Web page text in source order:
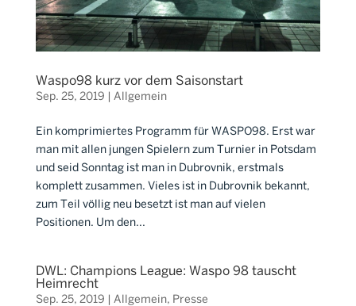
Waspo98 kurz vor dem Saisonstart
Sep. 25, 2019 Allgemein
Ein komprimiertes Programm für WASPO98. Erst war
man mit allen jungen Spielern zum Turnier in Potsdam
und seid Sonntag ist man in Dubrovnik, erstmals
komplett zusammen. Vieles ist in Dubrovnik bekannt,
zum Teil völlig neu besetzt ist man auf vielen
Positionen. Um den...
DWL: Champions League: Waspo 98 tauscht
Heimrecht
Sep. 25, 2019 Allgemein, Presse